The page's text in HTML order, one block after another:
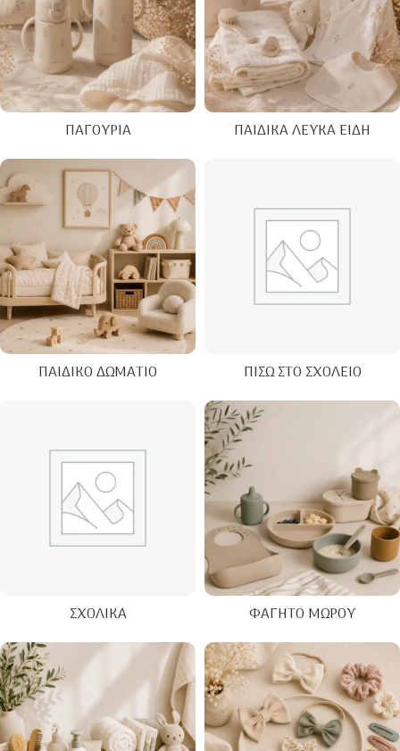
ΠΑΓΟΎΡΙΑ ΠΑΙΔΙΚΆ ΛΕΥΚΆ ΕΊΔΗ
ΠΑΙΔΙΚΌ ΔΩΜΆΤΙΟ ΠΊΣΩ ΣΤΟ ΣΧΟΛΕΊΟ
ΣΧΟΛΙΚΆ ΦΑΓΗΤΌ ΜΩΡΟΎ